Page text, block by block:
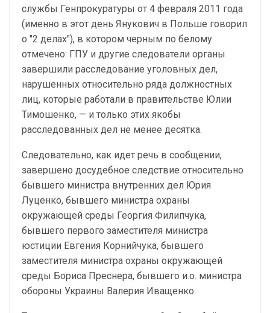
службы Генпрокуратуры от 4 февраля 2011 года
(именно в этот день Янукович в Польше говорил
о "2 делах"), в котором черным по белому
отмечено: ГПУ и другие следователи органы
завершили расследование уголовных дел,
нарушенных относительно ряда должностных
лиц, которые работали в правительстве Юлии
Тимошенко, — и только этих якобы
расследованных дел не менее десятка.
Следовательно, как идет речь в сообщении,
завершено досудебное следствие относительно
бывшего министра внутренних дел Юрия
Луценко, бывшего министра охраны
окружающей среды Георгия Филипчука,
бывшего первого заместителя министра
юстиции Евгения Корнийчука, бывшего
заместителя министра охраны окружающей
среды Бориса Преснера, бывшего и.о. министра
обороны Украины Валерия Иващенко.